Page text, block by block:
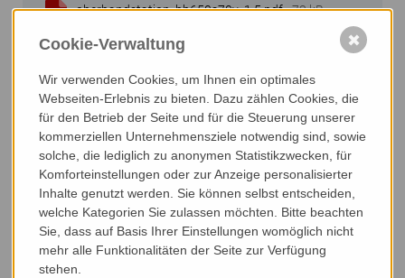
oberbandstation_bb650s70v_1.5.pdf- 73 kB
Abstreifer
abstreifer.pdf - 600 kB
Produktinformation QuarryMaster
quarrymaster_foerderbandantriebe.pdf- 1 MB
Cookie-Verwaltung
Wir verwenden Cookies, um Ihnen ein optimales
Webseiten-Erlebnis zu bieten. Dazu zählen Cookies, die
für den Betrieb der Seite und für die Steuerung unserer
kommerziellen Unternehmensziele notwendig sind, sowie
solche, die lediglich zu anonymen Statistikzwecken, für
Komforteinstellungen oder zur Anzeige personalisierter
Inhalte genutzt werden. Sie können selbst entscheiden,
welche Kategorien Sie zulassen möchten. Bitte beachten
Sie, dass auf Basis Ihrer Einstellungen womöglich nicht
mehr alle Funktionalitäten der Seite zur Verfügung
stehen.
✖